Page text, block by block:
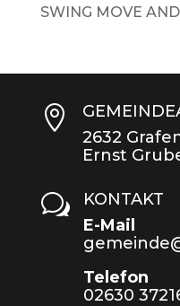
SWING MOVE

2632
Ernst
w
KONTAKT
E-Mail
Telefon
02630